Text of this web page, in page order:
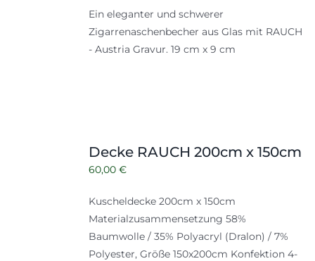
Ein eleganter und schwerer
Zigarrenaschenbecher aus Glas mit RAUCH
- Austria Gravur. 19 cm x 9 cm
Decke RAUCH 200cm x 150cm
60,00 €
Kuscheldecke 200cm x 150cm
Materialzusammensetzung 58%
Baumwolle / 35% Polyacryl (Dralon) / 7%
Polyester, Größe 150x200cm Konfektion 4-